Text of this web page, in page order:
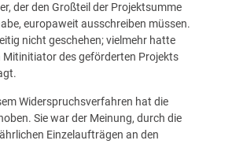
der den Großteil der Projektsumme
europaweit ausschreiben müssen.
nicht geschehen; vielmehr hatte
Mitinitiator des geförderten Projekts
Widerspruchsverfahren hat die
Sie war der Meinung, durch die
Einzelaufträgen an den